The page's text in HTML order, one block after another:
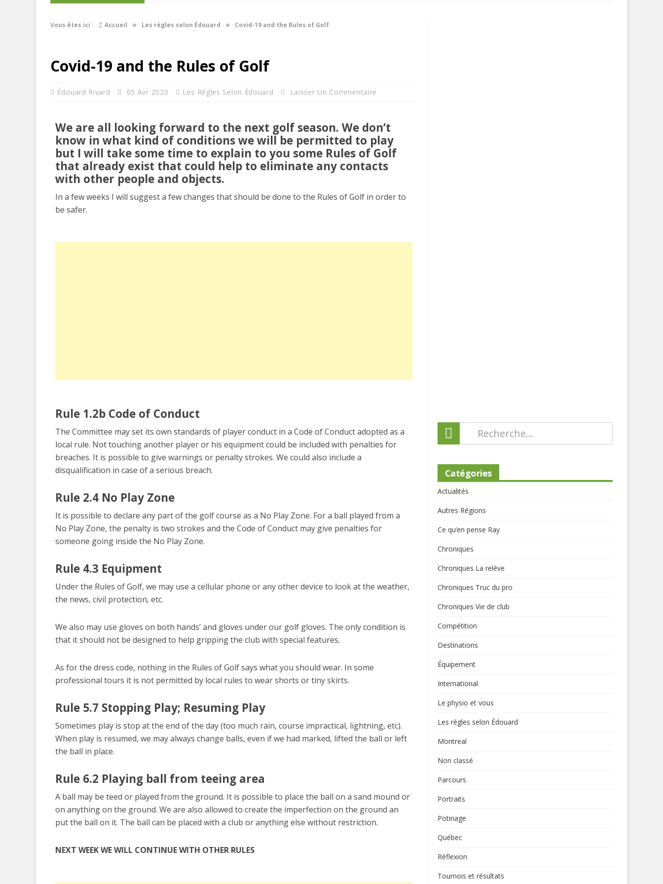
Vous êtes ici : Accueil » Les règles selon Édouard » Covid-19 and the Rules of Golf
Covid-19 and the Rules of Golf
Édouard Rivard 05 Avr 2020 Les Règles Selon Édouard Laisser Un Commentaire
We are all looking forward to the next golf season. We don’t
know in what kind of conditions we will be permitted to play
but I will take some time to explain to you some Rules of Golf
that already exist that could help to eliminate any contacts
with other people and objects.
In a few weeks I will suggest a few changes that should be done to the Rules of Golf in order to
be safer.
Rule 1.2b Code of Conduct
The Committee may set its own standards of player conduct in a Code of Conduct adopted as a
local rule. Not touching another player or his equipment could be included with penalties for
breaches. It is possible to give warnings or penalty strokes. We could also include a
disqualification in case of a serious breach.
Rule 2.4 No Play Zone
It is possible to declare any part of the golf course as a No Play Zone. For a ball played from a
No Play Zone, the penalty is two strokes and the Code of Conduct may give penalties for
someone going inside the No Play Zone.
Rule 4.3 Equipment
Under the Rules of Golf, we may use a cellular phone or any other device to look at the weather,
the news, civil protection, etc.
We also may use gloves on both hands’ and gloves under our golf gloves. The only condition is
that it should not be designed to help gripping the club with special features.
As for the dress code, nothing in the Rules of Golf says what you should wear. In some
professional tours it is not permitted by local rules to wear shorts or tiny skirts.
Rule 5.7 Stopping Play; Resuming Play
Sometimes play is stop at the end of the day (too much rain, course impractical, lightning, etc).
When play is resumed, we may always change balls, even if we had marked, lifted the ball or left
the ball in place.
Rule 6.2 Playing ball from teeing area
A ball may be teed or played from the ground. It is possible to place the ball on a sand mound or
on anything on the ground. We are also allowed to create the imperfection on the ground an
put the ball on it. The ball can be placed with a club or anything else without restriction.
NEXT WEEK WE WILL CONTINUE WITH OTHER RULES
Catégories
Actualités
Autres Régions
Ce qu’en pense Ray
Chroniques
Chroniques La relève
Chroniques Truc du pro
Chroniques Vie de club
Compétition
Destinations
Équipement
International
Le physio et vous
Les règles selon Édouard
Montreal
Non classé
Parcours
Portraits
Potinage
Québec
Réflexion
Tournois et résultats